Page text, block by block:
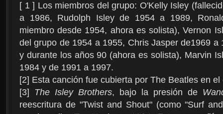
[ 1 ] Los miembros del grupo: O'Kelly Isley
a 1986, Rudolph Isley de 1954 a 1989,
miembro desde 1954, ahora es solista), Vernon
del grupo de 1954 a 1955, Chris Jasper de1969
y durante los años 90 (ahora es solista), Marvin
1984 y de 1991 a 1997.
[2] Esta canción fue cubierta por The Beatles en
[3] The Isley Brothers, bajo la presión de
reescritura de "Twist and Shout" (como "Surf